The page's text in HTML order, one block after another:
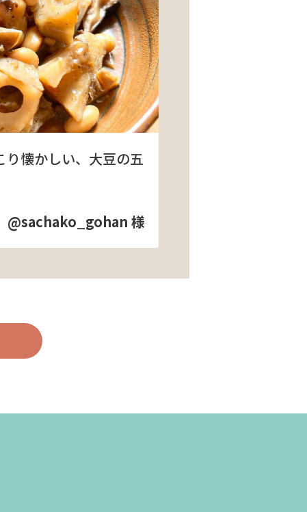
り懐かしい、大豆の五
@sachako_gohan 様